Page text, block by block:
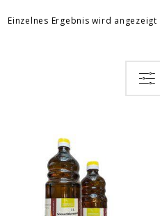
Einzelnes Ergebnis wird angezeigt